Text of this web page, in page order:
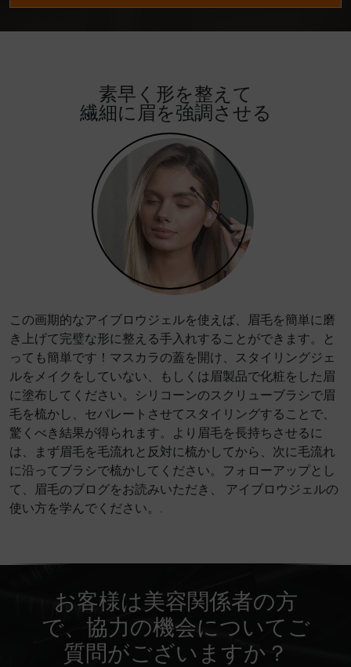
素早く形を整えて
繊細に眉を強調させる
この画期的なアイブロウジェルを使えば、眉毛を簡単に磨
き上げて完璧な形に整える手入れすることができます。と
っても簡単です！マスカラの蓋を開け、スタイリングジェ
ルをメイクをしていない、もしくは眉製品で化粧をした眉
に塗布してください。シリコーンのスクリューブラシで眉
毛を梳かし、セパレートさせてスタイリングすることで、
驚くべき結果が得られます。より眉毛を長持ちさせるに
は、まず眉毛を毛流れと反対に梳かしてから、次に毛流れ
に沿ってブラシで梳かしてください。フォローアップとし
て、眉毛のブログをお読みいただき、 アイブロウジェルの
使い方を学んでください。.
お客様は美容関係者の方
で、協力の機会についてご
質問がございますか？